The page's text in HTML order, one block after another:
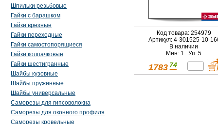
Шпильки резьбовые
Гайки с барашком
Гайки врезные
Гайки переходные
Гайки самостопорящиеся
Гайки колпачковые
Гайки шестигранные
Шайбы кузовные
Шайбы пружинные
Шайбы универсальные
Саморезы для гипсоволокна
Саморезы для оконного профиля
Саморезы кровельные
Код товара: 254979
Артикул: 4-301525-10-
В наличии
Мин: 1 Уп: 5
1783 74